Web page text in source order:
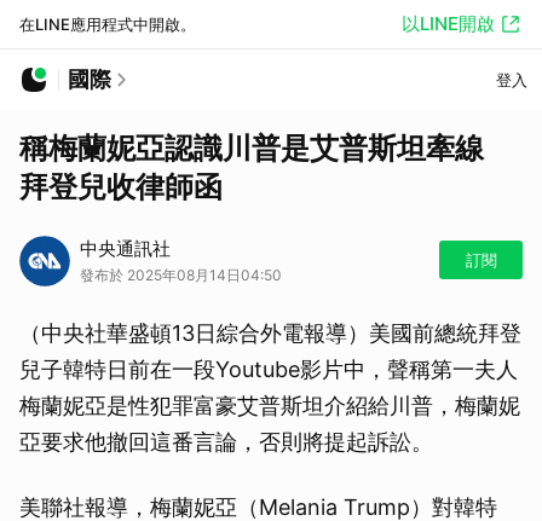
在LINE應用程式中開啟。 以LINE開啟
國際 登入
稱梅蘭妮亞認識川普是艾普斯坦牽線
拜登兒收律師函
中央通訊社
發布於 2025年08月14日04:50
訂閱
（中央社華盛頓13日綜合外電報導）美國前總統拜登
兒子韓特日前在一段Youtube影片中，聲稱第一夫人
梅蘭妮亞是性犯罪富豪艾普斯坦介紹給川普，梅蘭妮
亞要求他撤回這番言論，否則將提起訴訟。
美聯社報導，梅蘭妮亞（Melania Trump）對韓特